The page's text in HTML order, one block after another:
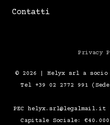
Contatti
Privacy
© 2026 | Helyx srl a
Tel +39 02 2772 991
PEC helyx.srl@legalmail.it |
Capitale Sociale: